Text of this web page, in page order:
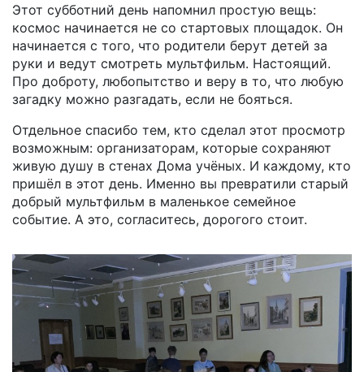
Этот субботний день напомнил простую вещь:
космос начинается не со стартовых площадок. Он
начинается с того, что родители берут детей за
руки и ведут смотреть мультфильм. Настоящий.
Про доброту, любопытство и веру в то, что любую
загадку можно разгадать, если не бояться.
Отдельное спасибо тем, кто сделал этот просмотр
возможным: организаторам, которые сохраняют
живую душу в стенах Дома учёных. И каждому, кто
пришёл в этот день. Именно вы превратили старый
добрый мультфильм в маленькое семейное
событие. А это, согласитесь, дорогого стоит.